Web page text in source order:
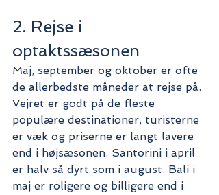
2. Rejse i
optaktssæsonen
Maj, september og oktober er ofte
de allerbedste måneder at rejse på.
Vejret er godt på de fleste
populære destinationer, turisterne
er væk og priserne er langt lavere
end i højsæsonen. Santorini i april
er halv så dyrt som i august. Bali i
maj er roligere og billigere end i